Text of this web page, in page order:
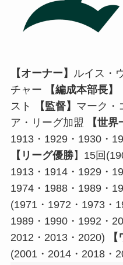
【オーナー】
ルイス・
チャー
【編成本部長】
スト
【監督】 マーク・
ア・リーグ加盟
【世界
1913・1929・1930・
【リーグ優勝】15回
1913・1914・1929・
1974・1988・1989・
(1971・1972・1973・
1989・1990・1992・
2012・2013・2020)
(2001・2014・2018・